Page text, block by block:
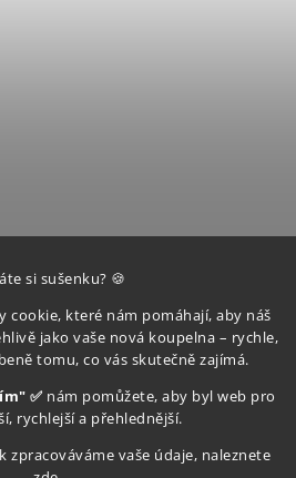
si sušenku? 🍪
cookie, které nám pomáhají, aby náš
jako vaše nová koupelna – rychle,
tomu, co vás skutečně zajímá.
✅ nám pomůžete, aby byl web pro
rychlejší a přehlednější.
zpracováváme vaše údaje, naleznete